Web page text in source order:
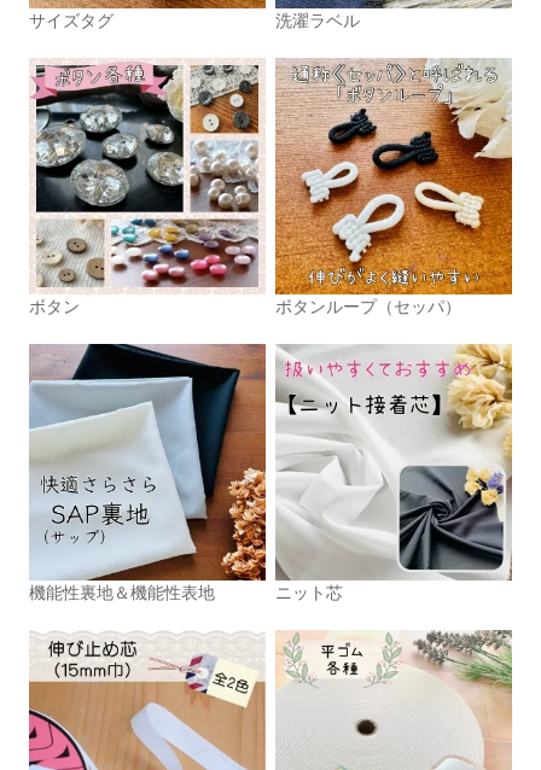
サイズタグ 洗濯ラベル
ボタン ボタンループ（セッパ）
機能性裏地＆機能性表地 ニット芯